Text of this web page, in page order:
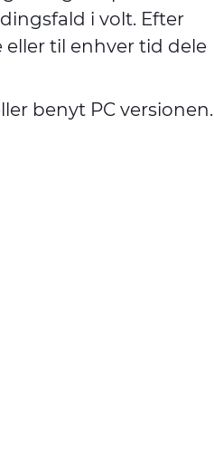
i volt. Efter
til enhver tid dele
benyt PC versionen.